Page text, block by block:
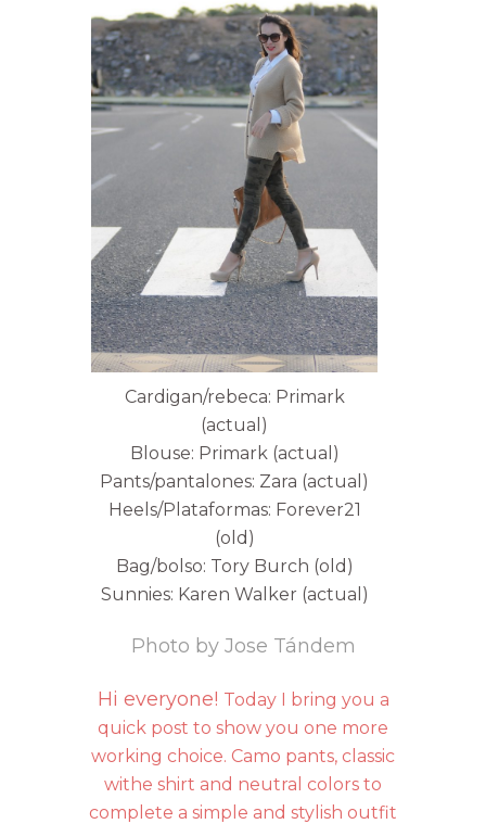
Cardigan/rebeca: Primark
(actual)
Blouse: Primark (actual)
Pants/pantalones: Zara (actual)
Heels/Plataformas: Forever21
(old)
Bag/bolso: Tory Burch (old)
Sunnies: Karen Walker (actual)
Photo by Jose Tándem
Hi everyone! Today I bring you a
quick post to show you one more
working choice. Camo pants, classic
withe shirt and neutral colors to
complete a simple and stylish outfit